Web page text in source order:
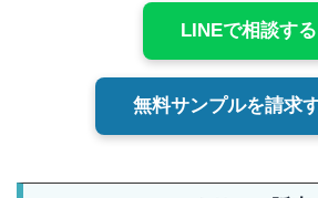
LINEで相談する
無料サンプルを請求